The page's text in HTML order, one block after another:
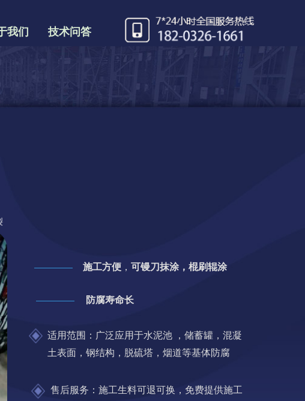
我们 技术问答
防腐寿命长
施工方便 ， 可镘刀抹涂，棍刷辊涂
适用范围：广泛应用于水泥池 ，储蓄罐，混凝
土表面，钢结构，脱硫塔，烟道等基体防腐
售后服务：施工生料可退可换，免费提供施工